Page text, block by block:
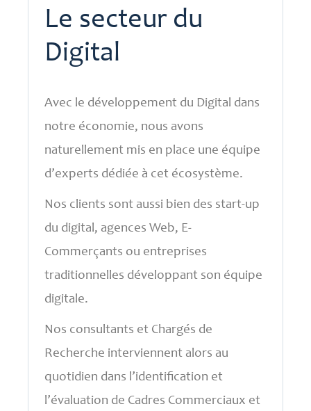
Le secteur du
Digital
Avec le développement du Digital dans
notre économie, nous avons
naturellement mis en place une équipe
d’experts dédiée à cet écosystème.
Nos clients sont aussi bien des start-up
du digital, agences Web, E-
Commerçants ou entreprises
traditionnelles développant son équipe
digitale.
Nos consultants et Chargés de
Recherche interviennent alors au
quotidien dans l’identification et
l’évaluation de Cadres Commerciaux et